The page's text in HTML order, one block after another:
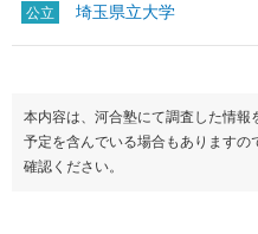
公立 埼玉県立大学
本内容は、河合塾にて調査した情
予定を含んでいる場合もあります
確認ください。